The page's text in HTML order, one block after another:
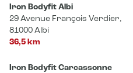
Iron Bodyfit Albi
29 Avenue François Verdier,
81000 Albi
36,5 km
Iron Bodyfit Carcassonne